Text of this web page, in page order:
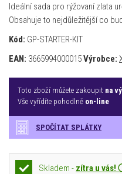
Ideální sada pro rýžovaní zlata
Obsahuje to nejdůležitější co
Kód: GP-STARTER-KIT
EAN: 3665994000015Výrobce:
Toto zboží můžete zakoupit na
Vše vyřídíte pohodlně on-line
SPOČÍTAT SPLÁTKY
Skladem - zítra u vás!